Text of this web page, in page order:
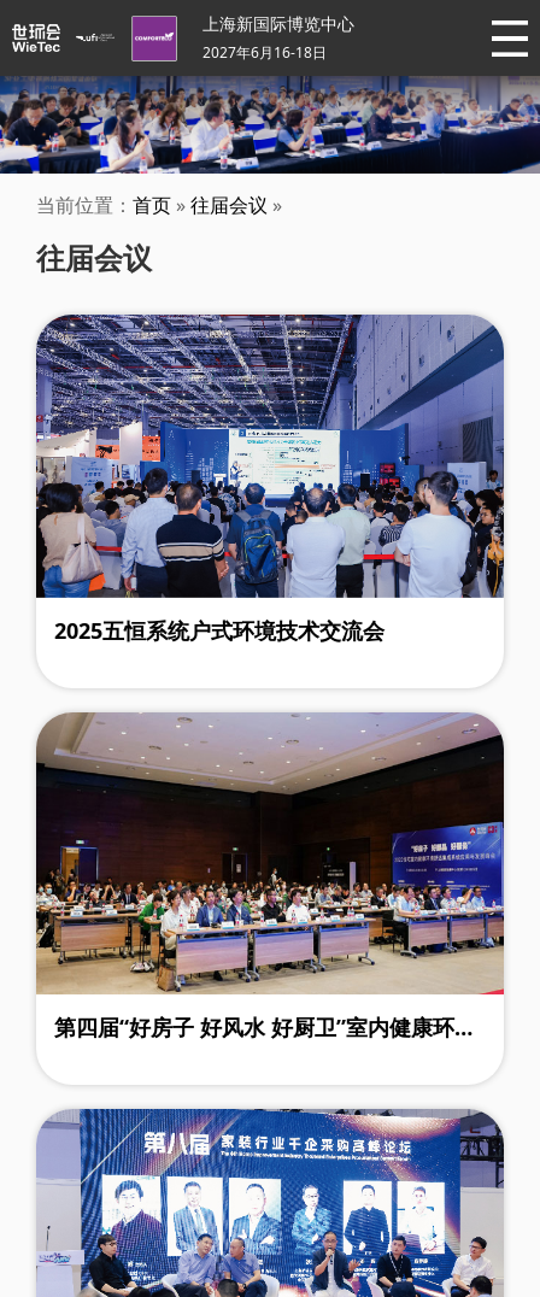
上海新国际博览中心
2027年6月16-18日
当前位置： 首页 »往届会议 »
往届会议
2025五恒系统户式环境技术交流会
第四届“好房子 好风水 好厨卫”室内健康环境